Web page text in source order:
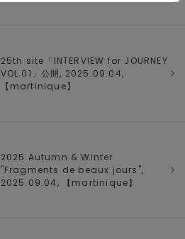
25th site「INTERVIEW for JOURNEY
VOL.01」公開, 2025.09.04,
【 martinique】
2025 Autumn & Winter
"Fragments de beaux jours",
2025.09.04, 【 martinique】